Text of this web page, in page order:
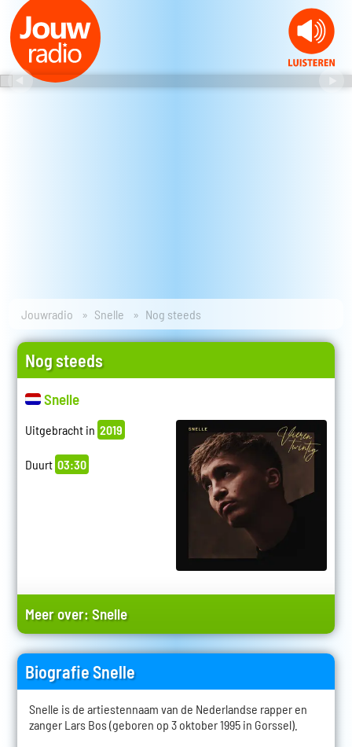
Jouwradio Snelle Nog steeds
Nog steeds
Snelle
Uitgebracht in 2019
Duurt 03:30
Meer over:Snelle
Biografie Snelle
Snelle is de artiestennaam van de Nederlandse rapper en
zanger Lars Bos (geboren op 3 oktober 1995 in Gorssel).